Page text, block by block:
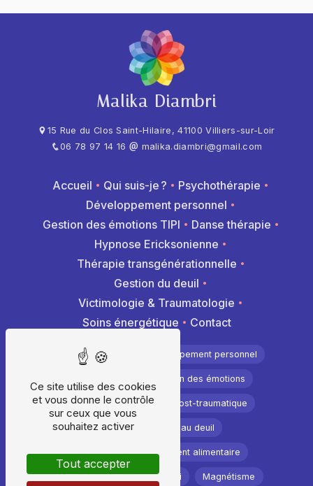
Malika Diambri
15 Rue du Clos Saint-Hilaire, 41100 Villiers-sur-Loir
06 78 97 14 16
malika.diambri@gmail.com
Accueil Qui suis-je ?
Psychothérapie
Développement personnel
Gestion des émotions TIPI
Danse thérapie
Hypnose Ericksonienne
Thérapie transgénérationnelle
Gestion du deuil
Victimologie & Traumatologie
Soins énergétique
Contact
Psychothérapie Développement personnel
Gestion des émotions
Méthode Tipi Stress post-traumatique
Accompagnement au deuil
Troubles du comportement alimentaire
Soins énergétiques Reiki Magnétisme
Ce site utilise des cookies
et vous donne le contrôle
sur ceux que vous
souhaitez activer
Tout accepter